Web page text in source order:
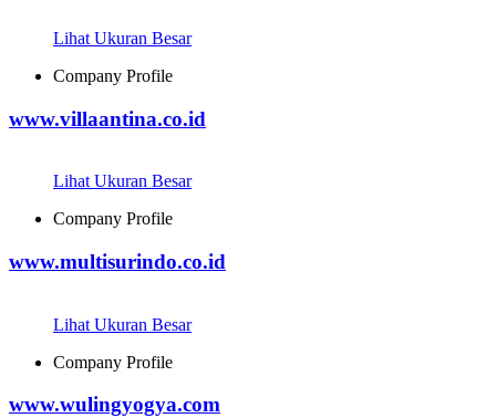
Lihat Ukuran Besar
Company Profile
www.villaantina.co.id
Lihat Ukuran Besar
Company Profile
www.multisurindo.co.id
Lihat Ukuran Besar
Company Profile
www.wulingyogya.com